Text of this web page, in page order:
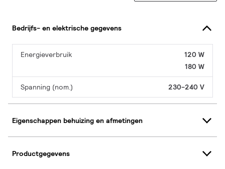
Bedrijfs- en elektrische gegevens
Energieverbruik
120 W
180 W
Spanning (nom.) 230-240 V
Eigenschappen behuizing en afmetingen
Productgegevens